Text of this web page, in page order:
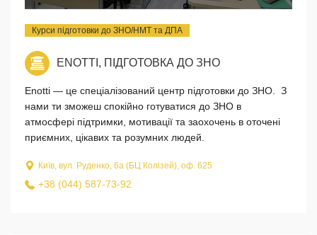
Курси підготовки до ЗНО/НМТ та ДПА
ENOTTI, ПІДГОТОВКА ДО ЗНО
Enotti — це спеціалізований центр підготовки до ЗНО. З
нами ти зможеш спокійно готуватися до ЗНО в
атмосфері підтримки, мотивації та заохочень в оточені
приємних, цікавих та розумних людей.
Київ, вул. Руденко, 6а (БЦ Колізей), оф. 625
+38 (044) 587-73-92